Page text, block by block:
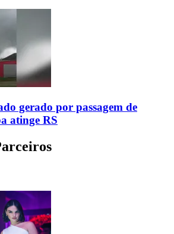
gerado por passagem de
atinge RS